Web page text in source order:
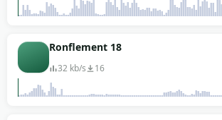
Ronflement 18
32 kb/s 16